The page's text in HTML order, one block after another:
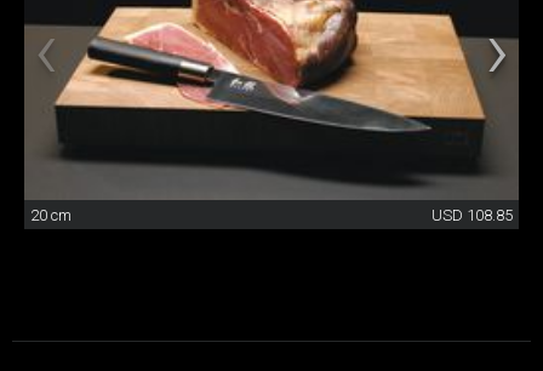
20 cm USD 108.85